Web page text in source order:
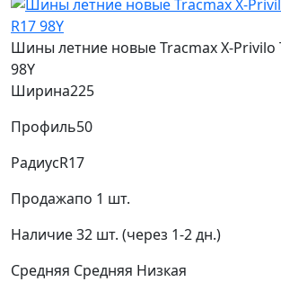
Шины летние новые Tracmax X-Privilo
98Y
Ширина225
Профиль50
РадиусR17
Продажапо 1 шт.
Наличие32 шт. (через 1-2 дн.)
Средняя Средняя Низкая